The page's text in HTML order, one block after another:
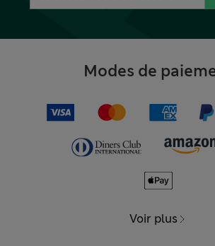
Modes de
Voir plus